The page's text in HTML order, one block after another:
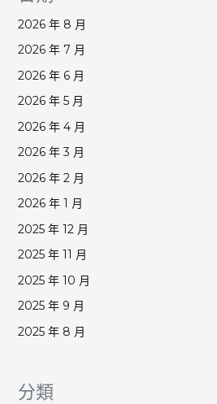
2026 年 8 月
2026 年 7 月
2026 年 6 月
2026 年 5 月
2026 年 4 月
2026 年 3 月
2026 年 2 月
2026 年 1 月
2025 年 12 月
2025 年 11 月
2025 年 10 月
2025 年 9 月
2025 年 8 月
分類